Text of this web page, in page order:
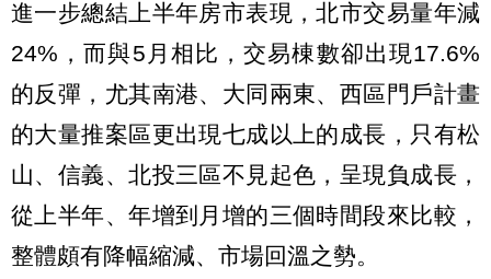
進一步總結上半年房市表現，北市交易量年減
24%，而與5月相比，交易棟數卻出現17.6%
的反彈，尤其南港、大同兩東、西區門戶計畫
的大量推案區更出現七成以上的成長，只有松
山、信義、北投三區不見起色，呈現負成長，
從上半年、年增到月增的三個時間段來比較，
整體頗有降幅縮減、市場回溫之勢。